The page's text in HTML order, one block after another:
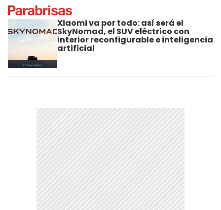
Xiaomi va por todo: así será el
SkyNomad, el SUV eléctrico con
interior reconfigurable e inteligencia
artificial